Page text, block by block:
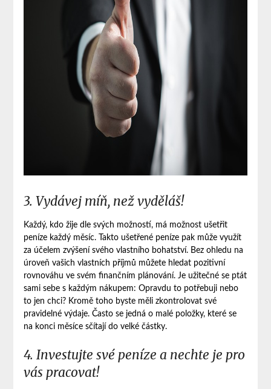
3. Vydávej míň, než vyděláš!
Každý, kdo žije dle svých možností, má možnost ušetřit
peníze každý měsíc. Takto ušetřené peníze pak může využít
za účelem zvýšení svého vlastního bohatství. Bez ohledu na
úroveň vašich vlastních příjmů můžete hledat pozitivní
rovnováhu ve svém finančním plánování. Je užitečné se ptát
sami sebe s každým nákupem: Opravdu to potřebuji nebo
to jen chci? Kromě toho byste měli zkontrolovat své
pravidelné výdaje. Často se jedná o malé položky, které se
na konci měsíce sčítají do velké částky.
4. Investujte své peníze a nechte je pro
vás pracovat!